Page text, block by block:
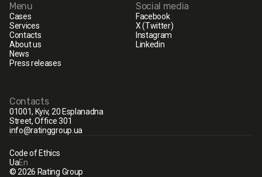
Menu
Cases
Services
Contacts
About us
News
Press releases
Social media
Facebook
X (Twitter)
Instagram
Linkedin
Contacts
01001, Kyiv, 20 Esplanadna
Street, Office 301
info@ratinggroup.ua
© 2026 Rating Group
UaEn
Code of Ethics